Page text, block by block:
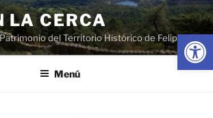
Abrir
LA CERCA
del Territorio Histórico de Felipe II
Menú